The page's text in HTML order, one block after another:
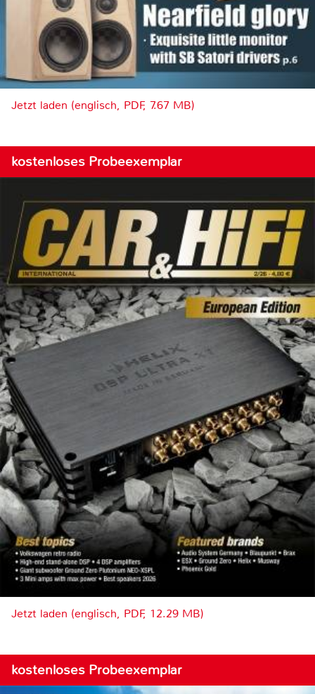
Jetzt laden (englisch, PDF, 7.67 MB)
kostenloses Probeexemplar
Jetzt laden (englisch, PDF, 12.29 MB)
kostenloses Probeexemplar